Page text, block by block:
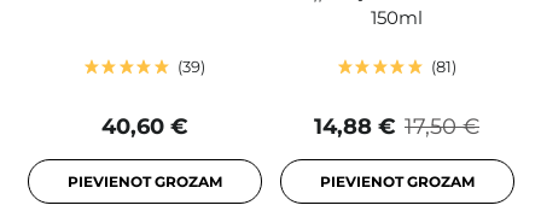
39
40,60 €
PIEVIENOT GROZAM
150ml
81
17,50 €
14,88 €
PIEVIENOT GROZAM